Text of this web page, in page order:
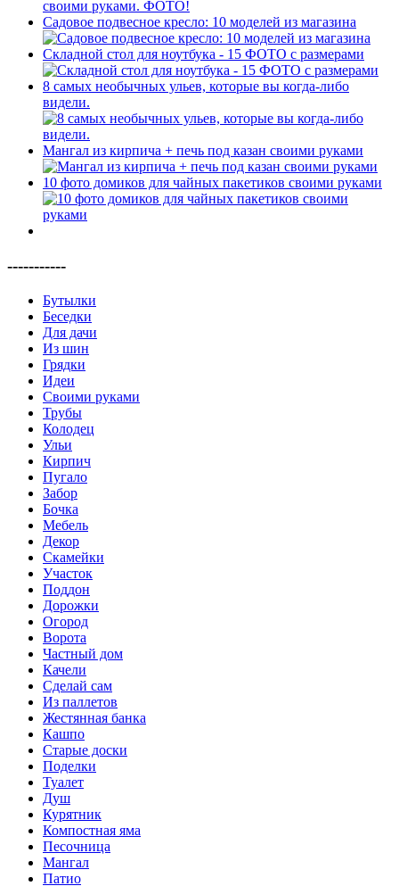
Садовое подвесное кресло: 10 моделей из магазина
Складной стол для ноутбука - 15 ФОТО с размерами
8 самых необычных ульев, которые вы когда-либо
видели.
Мангал из кирпича + печь под казан своими руками
10 фото домиков для чайных пакетиков своими руками
-----------
Бутылки
Беседки
Для дачи
Из шин
Грядки
Идеи
Своими руками
Трубы
Колодец
Ульи
Кирпич
Пугало
Забор
Бочка
Мебель
Декор
Скамейки
Участок
Поддон
Дорожки
Огород
Ворота
Частный дом
Качели
Сделай сам
Из паллетов
Жестянная банка
Кашпо
Старые доски
Поделки
Туалет
Душ
Курятник
Компостная яма
Песочница
Мангал
Патио